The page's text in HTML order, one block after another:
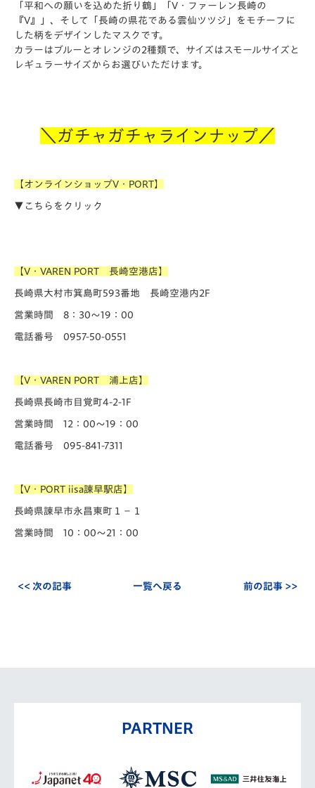
「平和への願いを込めた折り鶴」「V・ファーレン長崎の
『V』」、そして「長崎の県花である雲仙ツツジ」をモチーフに
した柄をデザインしたマスクです。
カラーはブルーとオレンジの2種類で、サイズはスモールサイズと
レギュラーサイズからお選びいただけます。
＼ガチャガチャラインナップ／
【オンラインショップV・PORT】
▼こちらをクリック
【V・VAREN PORT 長崎空港店】
長崎県大村市箕島町593番地 長崎空港内2F
営業時間 8：30～19：00
電話番号 0957-50-0551
【V・VAREN PORT 浦上店】
長崎県長崎市目覚町4-2-1F
営業時間 12：00～19：00
電話番号 095-841-7311
【V・PORT iisa諫早駅店】
長崎県諫早市永昌東町１−１
営業時間 10：00～21：00
<< 次の記事 一覧へ戻る 前の記事 >>
PARTNER